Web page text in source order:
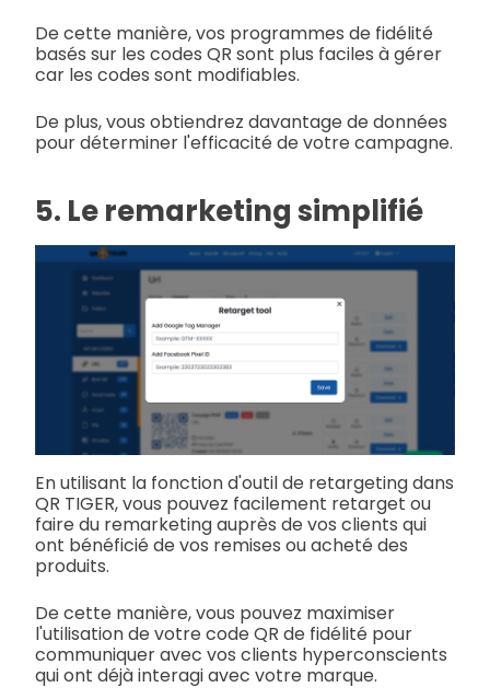
De cette manière, vos programmes de fidélité
basés sur les codes QR sont plus faciles à gérer
car les codes sont modifiables.
De plus, vous obtiendrez davantage de données
pour déterminer l'efficacité de votre campagne.
5. Le remarketing simplifié
En utilisant la fonction d'outil de retargeting dans
QR TIGER, vous pouvez facilement retarget ou
faire du remarketing auprès de vos clients qui
ont bénéficié de vos remises ou acheté des
produits.
De cette manière, vous pouvez maximiser
l'utilisation de votre code QR de fidélité pour
communiquer avec vos clients hyperconscients
qui ont déjà interagi avec votre marque.